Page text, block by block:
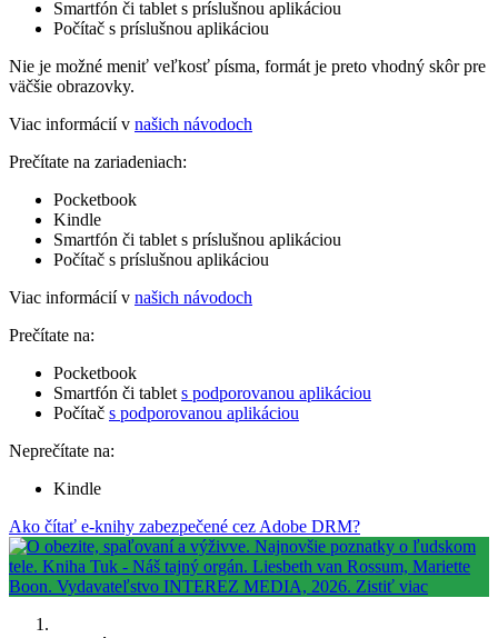
Smartfón či tablet s príslušnou aplikáciou
Počítač s príslušnou aplikáciou
Nie je možné meniť veľkosť písma, formát je preto vhodný skôr pre
väčšie obrazovky.
Viac informácií v našich návodoch
Prečítate na zariadeniach:
Pocketbook
Kindle
Smartfón či tablet s príslušnou aplikáciou
Počítač s príslušnou aplikáciou
Viac informácií v našich návodoch
Prečítate na:
Pocketbook
Smartfón či tablet s podporovanou aplikáciou
Počítač s podporovanou aplikáciou
Neprečítate na:
Kindle
Ako čítať e-knihy zabezpečené cez Adobe DRM?